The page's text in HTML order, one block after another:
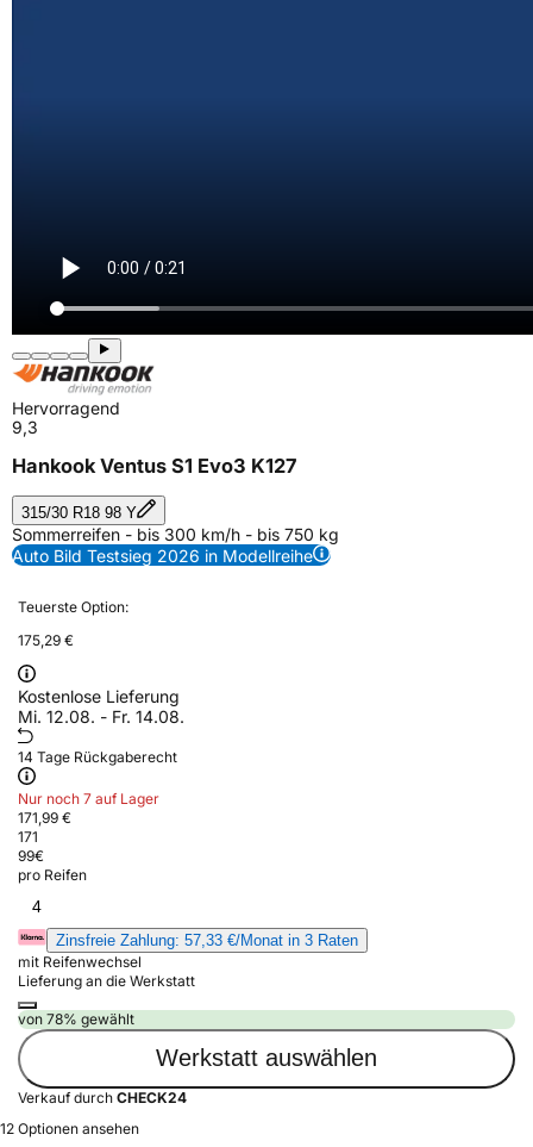
Hervorragend
9,3
Hankook Ventus S1 Evo3 K127
315/30 R18 98 Y
Sommerreifen - bis 300 km/h - bis 750 kg
Auto Bild Testsieg 2026 in Modellreihe
Teuerste Option:
175,29 €
Kostenlose Lieferung
Mi. 12.08. - Fr. 14.08.
14 Tage Rückgaberecht
Nur noch 7 auf Lager
171,99 €
171
99€
pro Reifen
4
Zinsfreie Zahlung: 57,33 €/Monat in 3 Raten
mit Reifenwechsel
Lieferung an die Werkstatt
von 78% gewählt
Werkstatt auswählen
Verkauf durch CHECK24
12 Optionen ansehen